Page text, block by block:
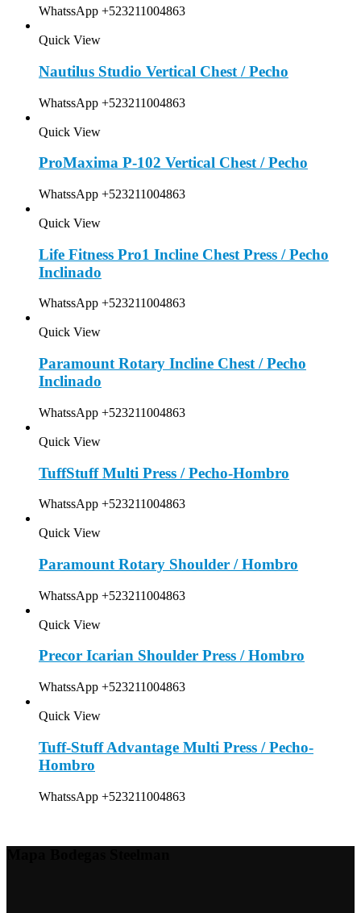
WhatssApp +523211004863
Quick View
Nautilus Studio Vertical Chest / Pecho
WhatssApp +523211004863
Quick View
ProMaxima P-102 Vertical Chest / Pecho
WhatssApp +523211004863
Quick View
Life Fitness Pro1 Incline Chest Press / Pecho
Inclinado
WhatssApp +523211004863
Quick View
Paramount Rotary Incline Chest / Pecho
Inclinado
WhatssApp +523211004863
Quick View
TuffStuff Multi Press / Pecho-Hombro
WhatssApp +523211004863
Quick View
Paramount Rotary Shoulder / Hombro
WhatssApp +523211004863
Quick View
Precor Icarian Shoulder Press / Hombro
WhatssApp +523211004863
Quick View
Tuff-Stuff Advantage Multi Press / Pecho-
Hombro
WhatssApp +523211004863